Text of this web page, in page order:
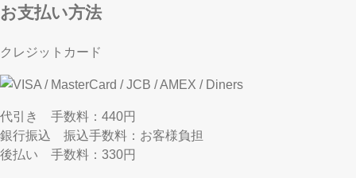
お支払い方法
クレジットカード
代引き 手数料：440円
銀行振込 振込手数料：お客様負担
後払い 手数料：330円